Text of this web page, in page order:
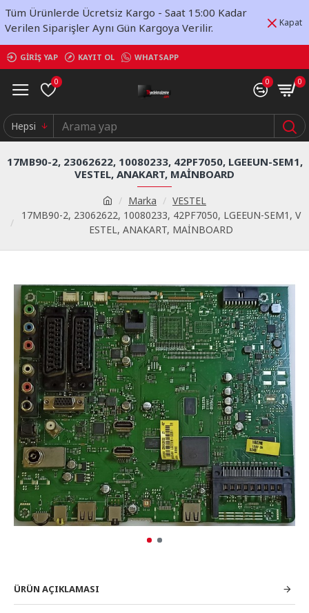
Tüm Ürünlerde Ücretsiz Kargo - Saat 15:00 Kadar
Verilen Siparişler Aynı Gün Kargoya Verilir.
Kapat
GIRIŞ YAP KAYIT OL WHATSAPP
0 0 0
Hepsi
Marka
VESTEL
17MB90-2, 23062622, 10080233, 42PF7050, LGEEUN-SEM1, V
ESTEL, ANAKART, MAİNBOARD
17MB90-2, 23062622, 10080233, 42PF7050, LGEEUN-SEM1,
VESTEL, ANAKART, MAİNBOARD
ÜRÜN AÇIKLAMASI